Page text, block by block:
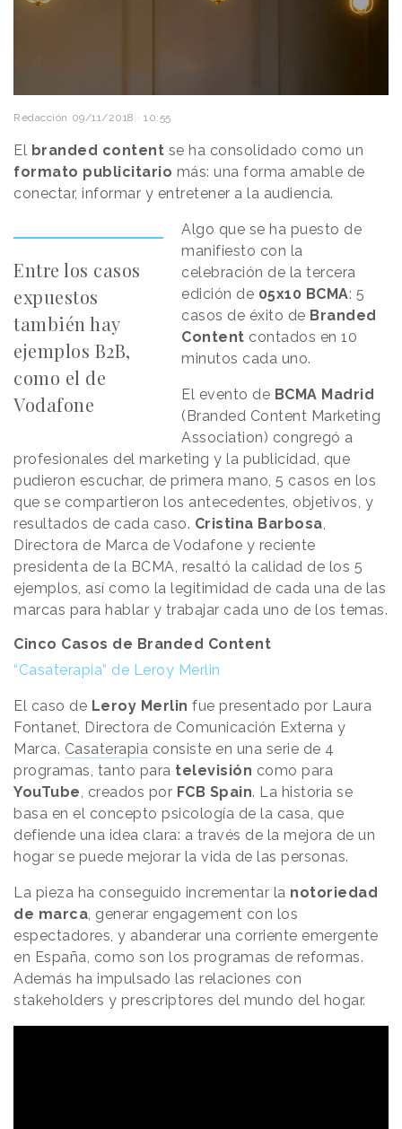
Redacción 09/11/2018 · 10:55
El branded content se ha consolidado como un
formato publicitario más: una forma amable de
conectar, informar y entretener a la audiencia.
Entre los casos
expuestos
también hay
ejemplos B2B,
como el de
Vodafone
Algo que se ha puesto de
manifiesto con la
celebración de la tercera
edición de 05x10 BCMA: 5
casos de éxito de Branded
Content contados en 10
minutos cada uno.
El evento de BCMA Madrid
(Branded Content Marketing
Association) congregó a
profesionales del marketing y la publicidad, que
pudieron escuchar, de primera mano, 5 casos en los
que se compartieron los antecedentes, objetivos, y
resultados de cada caso. Cristina Barbosa,
Directora de Marca de Vodafone y reciente
presidenta de la BCMA, resaltó la calidad de los 5
ejemplos, así como la legitimidad de cada una de las
marcas para hablar y trabajar cada uno de los temas.
Cinco Casos de Branded Content
“Casaterapia” de Leroy Merlin
El caso de Leroy Merlin fue presentado por Laura
Fontanet, Directora de Comunicación Externa y
Marca. Casaterapia consiste en una serie de 4
programas, tanto para televisión como para
YouTube, creados por FCB Spain. La historia se
basa en el concepto psicología de la casa, que
defiende una idea clara: a través de la mejora de un
hogar se puede mejorar la vida de las personas.
La pieza ha conseguido incrementar la notoriedad
de marca, generar engagement con los
espectadores, y abanderar una corriente emergente
en España, como son los programas de reformas.
Además ha impulsado las relaciones con
stakeholders y prescriptores del mundo del hogar.